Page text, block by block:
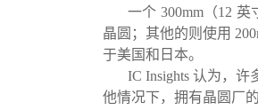
一个 300mm（12
晶圆；其他的则使用
于美国和日本。
IC Insights 认为，
他情况下，拥有晶圆厂